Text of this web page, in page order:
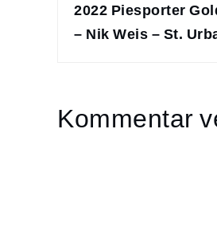
2022 Piesporter
– Nik Weis – St.
Kommentar